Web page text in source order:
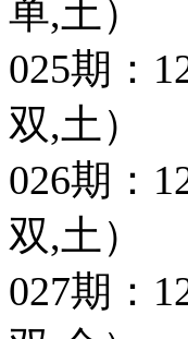
单,土）
025期：
双,土）
026期：
双,土）
027期：